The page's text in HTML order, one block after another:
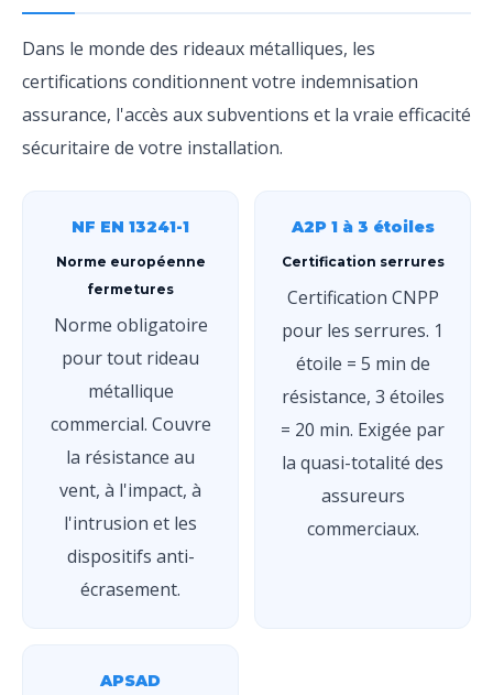
Dans le monde des rideaux métalliques, les
certifications conditionnent votre indemnisation
assurance, l'accès aux subventions et la vraie efficacité
sécuritaire de votre installation.
NF EN 13241-1
Norme européenne
fermetures
Norme obligatoire
pour tout rideau
métallique
commercial. Couvre
la résistance au
vent, à l'impact, à
l'intrusion et les
dispositifs anti-
écrasement.
A2P 1 à 3 étoiles
Certification serrures
Certification CNPP
pour les serrures. 1
étoile = 5 min de
résistance, 3 étoiles
= 20 min. Exigée par
la quasi-totalité des
assureurs
commerciaux.
APSAD